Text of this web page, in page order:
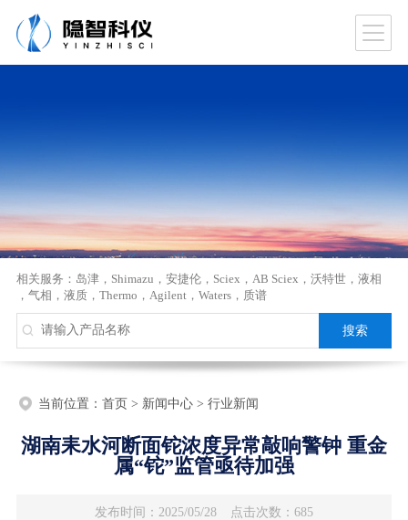
相关服务： 岛津， Shimazu ， 安捷伦， Sciex ， AB Sciex ， 沃特世， 液相
， 气相 ， 液质， Thermo ， Agilent ， Waters， 质谱
当前位置： 首页> 新闻中心> 行业新闻
湖南耒水河断面铊浓度异常敲响警钟 重金
属“铊”监管亟待加强
发布时间：2025/05/28 点击次数：685